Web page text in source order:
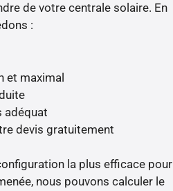
de votre centrale solaire. En
:
et maximal
adéquat
devis gratuitement
la plus efficace pour
nous pouvons calculer le